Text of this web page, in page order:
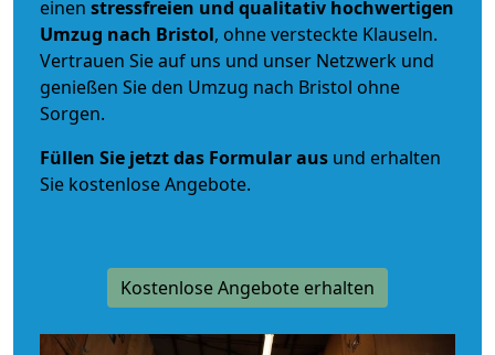
einen stressfreien und qualitativ hochwertigen
Umzug nach Bristol, ohne versteckte Klauseln.
Vertrauen Sie auf uns und unser Netzwerk und
genießen Sie den Umzug nach Bristol ohne
Sorgen.
Füllen Sie jetzt das Formular aus und erhalten
Sie kostenlose Angebote.
Kostenlose Angebote erhalten